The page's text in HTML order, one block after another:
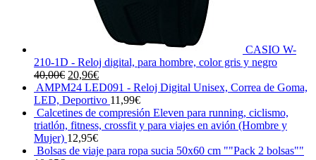
CASIO W-
210-1D - Reloj digital, para hombre, color gris y negro
40,00€ El
precio
original
era:
40,00€.
20,96€El
precio
actual
es:
20,96€.
AMPM24 LED091 - Reloj Digital Unisex, Correa de Goma,
LED, Deportivo 11,99€
Calcetines de compresión Eleven para running, ciclismo,
triatlón, fitness, crossfit y para viajes en avión (Hombre y
Mujer) 12,95€
Bolsas de viaje para ropa sucia 50x60 cm ""Pack 2 bolsas""